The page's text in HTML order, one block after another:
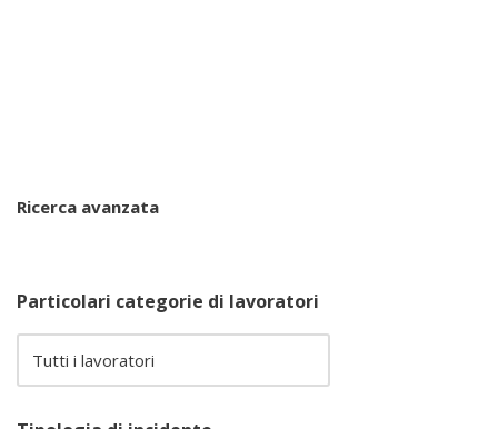
Ricerca avanzata
Particolari categorie di lavoratori